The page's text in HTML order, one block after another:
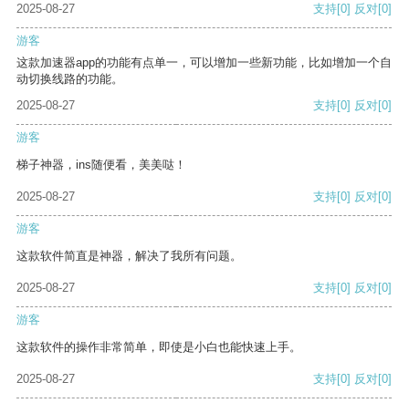
2025-08-27 支持[0] 反对[0]
游客
这款加速器app的功能有点单一，可以增加一些新功能，比如增加一个自
动切换线路的功能。
2025-08-27
支持[0] 反对[0]
游客
梯子神器，ins随便看，美美哒！
2025-08-27 支持[0] 反对[0]
游客
这款软件简直是神器，解决了我所有问题。
2025-08-27 支持[0] 反对[0]
游客
这款软件的操作非常简单，即使是小白也能快速上手。
2025-08-27 支持[0] 反对[0]